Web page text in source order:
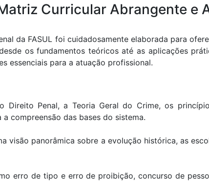
Curricular Abrangente e
da FASUL foi cuidadosamente elaborada para
os fundamentos teóricos até as aplicações
essenciais para a atuação profissional.
Direito Penal, a Teoria Geral do Crime, os
compreensão das bases do sistema.
visão panorâmica sobre a evolução histórica, as
erro de tipo e erro de proibição, concurso de